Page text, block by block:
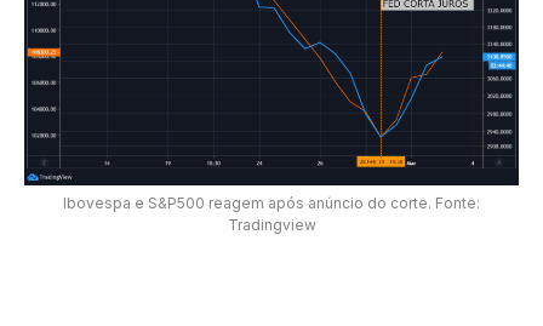
Ibovespa e S&P500 reagem após anúncio do corte. Fonte:
Tradingview